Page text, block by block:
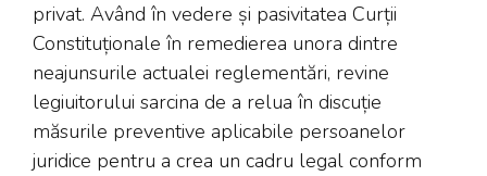
privat. Având în vedere și pasivitatea Curții
Constituționale în remedierea unora dintre
neajunsurile actualei reglementări, revine
legiuitorului sarcina de a relua în discuție
măsurile preventive aplicabile persoanelor
juridice pentru a crea un cadru legal conform